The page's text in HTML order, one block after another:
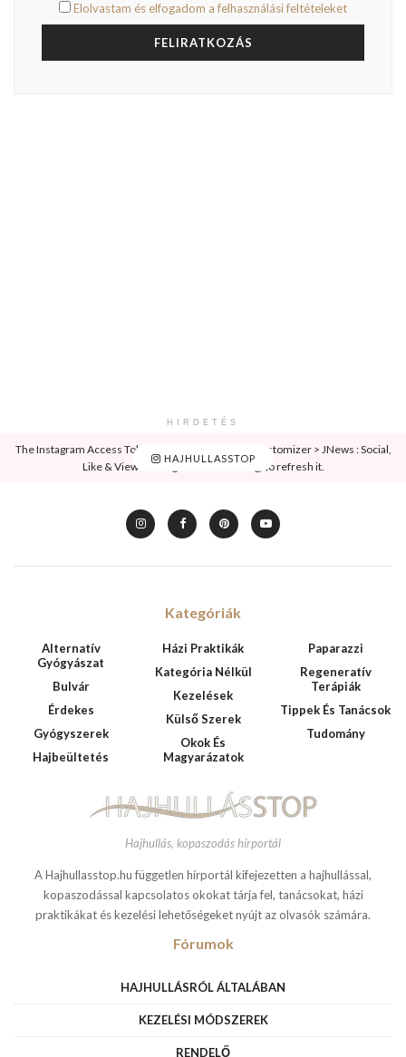
Elolvastam és elfogadom a felhasználási feltételeket
HIRDETÉS
HAJHULLASSTOP
The Instagram Access Token is expired, Go to the Customizer > JNews : Social,
Like & View > Instagram Feed Setting, to refresh it.
Kategóriák
Alternatív
Gyógyászat
Bulvár
Érdekes
Gyógyszerek
Hajbeültetés
Házi Praktikák
Kategória Nélkül
Kezelések
Külső Szerek
Okok És
Magyarázatok
Paparazzi
Regeneratív
Terápiák
Tippek És Tanácsok
Tudomány
Hajhullás, kopaszodás hírportál
A Hajhullasstop.hu független hírportál kifejezetten a hajhullással,
kopaszodással kapcsolatos okokat tárja fel, tanácsokat, házi
praktikákat és kezelési lehetőségeket nyújt az olvasók számára.
Fórumok
HAJHULLÁSRÓL ÁLTALÁBAN
KEZELÉSI MÓDSZEREK
RENDELŐ